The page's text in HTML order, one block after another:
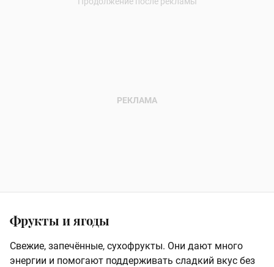
Фрукты и ягоды
Свежие, запечённые, сухофрукты. Они дают много
энергии и помогают поддерживать сладкий вкус без